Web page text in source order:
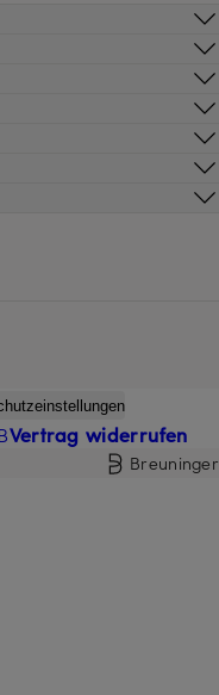
Vertrag widerrufen
Breuninger